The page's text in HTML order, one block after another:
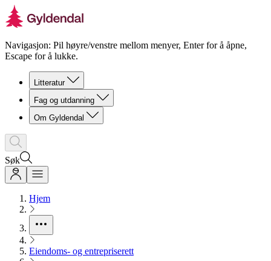
Navigasjon: Pil høyre/venstre mellom menyer, Enter for å åpne,
Escape for å lukke.
Litteratur
Fag og utdanning
Om Gyldendal
Søk
Hjem
Eiendoms- og entrepriserett